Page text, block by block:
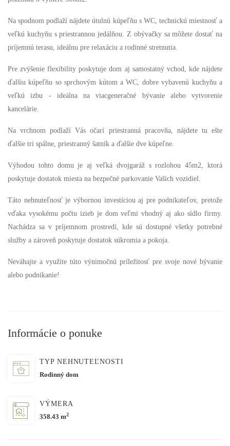
Na spodnom podlaží nájdete útulnú kúpeľňu s WC, technickú miestnosť a
veľkú kuchyňu s priestrannou jedálňou. Z obývačky sa môžete dostať na
príjemnú terasu, ideálnu pre relaxáciu a rodinné stretnutia.
Pre zvýšenie flexibility poskytuje dom aj samostatný vchod, kde nájdete
ďalšiu kúpeľňu so sprchovým kútom a WC, dobre vybavenú kuchyňu a
veľkú izbu - ideálna na viacgeneračné bývanie alebo vytvorenie
kancelárie.
Na vrchnom podlaží Vás očarí priestranná pracovňa, nájdete tu ešte
ďalšie tri spálne, priestranný šatník a ďalšie dve kúpeľne.
Výhodou tohto domu je aj veľká dvojgaráž s rozlohou 45m2, ktorá
poskytuje dostatok miesta na bezpečné parkovanie Vašich vozidiel.
Táto nehnuteľnosť je výbornou investíciou aj pre podnikateľov, pretože
vďaka vysokému počtu izieb je dom veľmi vhodný aj ako sídlo firmy.
Nachádza sa v príjemnom prostredí, kde sú dostupné všetky potrebné
služby a zároveň poskytuje dostatok súkromia a pokoja.
Neváhajte a využite túto výnimočnú príležitosť pre svoje nové bývanie
alebo podnikanie!
Informácie o ponuke
TYP NEHNUTEĽNOSTI
Rodinný dom
VÝMERA
358.43 m2